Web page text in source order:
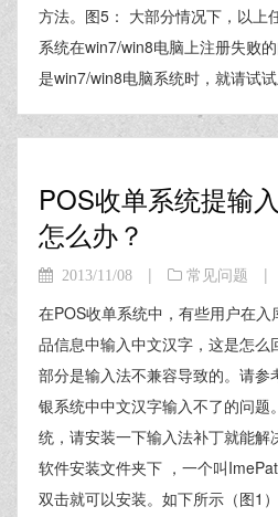
方法。图5： 大部分情况下，以上
系统在win7/win8电脑上注册失败
是win7/win8电脑系统时，就请试试
POS收单系统提输
怎么办？
2013/11/08 | 常见问题 |
在POS收单系统中，有些用户在
品信息中输入中文汉字，这是怎
部分是输入法不兼容导致的。请参
银系统中中文汉字输入不了的问题
统，请安装一下输入法补丁就能解
软件安装文件夹下 ，一个叫
双击就可以安装。如下所示（图1